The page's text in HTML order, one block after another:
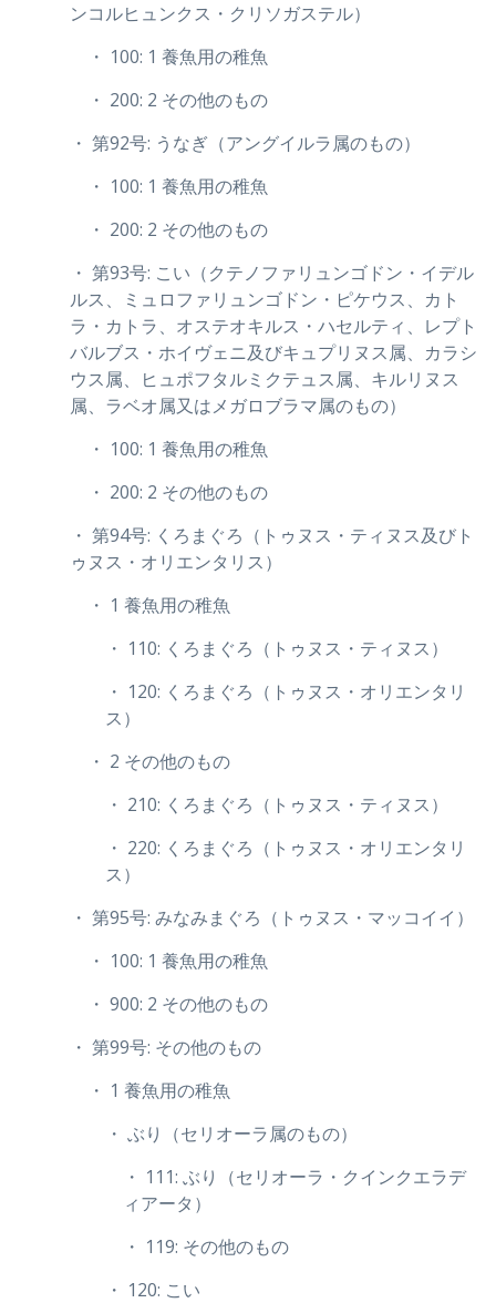
ンコルヒュンクス・クリソガステル）
・ 100: 1 養魚用の稚魚
・ 200: 2 その他のもの
・ 第92号: うなぎ（アングイルラ属のもの）
・ 100: 1 養魚用の稚魚
・ 200: 2 その他のもの
・ 第93号: こい（クテノファリュンゴドン・イデル
ルス、ミュロファリュンゴドン・ピケウス、カト
ラ・カトラ、オステオキルス・ハセルティ、レプト
バルブス・ホイヴェニ及びキュプリヌス属、カラシ
ウス属、ヒュポフタルミクテュス属、キルリヌス
属、ラベオ属又はメガロブラマ属のもの）
・ 100: 1 養魚用の稚魚
・ 200: 2 その他のもの
・ 第94号: くろまぐろ（トゥヌス・ティヌス及びト
ゥヌス・オリエンタリス）
・ 1 養魚用の稚魚
・ 110: くろまぐろ（トゥヌス・ティヌス）
・ 120: くろまぐろ（トゥヌス・オリエンタリ
ス）
・ 2 その他のもの
・ 210: くろまぐろ（トゥヌス・ティヌス）
・ 220: くろまぐろ（トゥヌス・オリエンタリ
ス）
・ 第95号: みなみまぐろ（トゥヌス・マッコイイ）
・ 100: 1 養魚用の稚魚
・ 900: 2 その他のもの
・ 第99号: その他のもの
・ 1 養魚用の稚魚
・ ぶり（セリオーラ属のもの）
・ 111: ぶり（セリオーラ・クインクエラデ
ィアータ）
・ 119: その他のもの
・ 120: こい